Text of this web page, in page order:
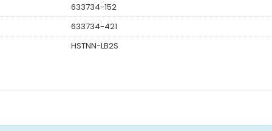
633734-152
633734-421
HSTNN-LB2S